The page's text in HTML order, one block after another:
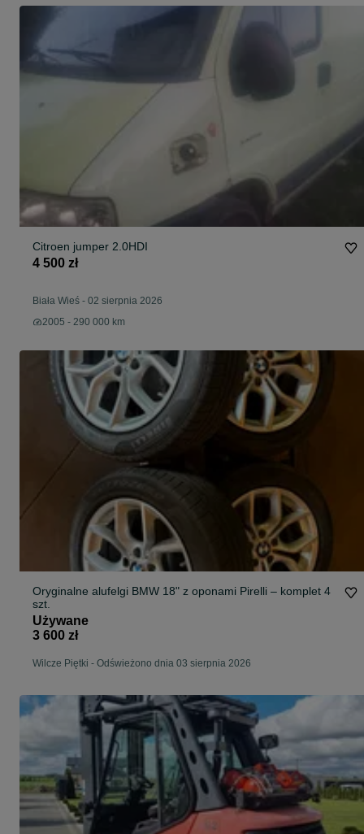
Citroen jumper 2.0HDI
4 500 zł
Biała Wieś - 02 sierpnia 2026
2005 - 290 000 km
Oryginalne alufelgi BMW 18" z oponami Pirelli – komplet 4
szt.
Używane
3 600 zł
Wilcze Piętki - Odświeżono dnia 03 sierpnia 2026